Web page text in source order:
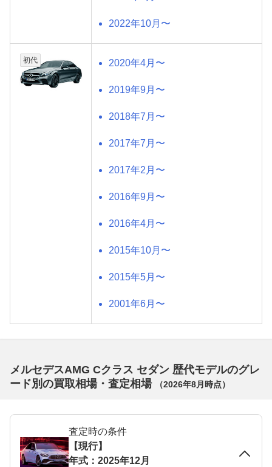
2022年10月〜
初代 2020年4月〜
2019年9月〜
2018年7月〜
2017年7月〜
2017年2月〜
2016年9月〜
2016年4月〜
2015年10月〜
2015年5月〜
2001年6月〜
メルセデスAMG Cクラス セダン 歴代モデルのグレ
ード別の買取相場・査定相場
（2026年8月 時点）
査定時の条件
【現行】
年式：2025年12月